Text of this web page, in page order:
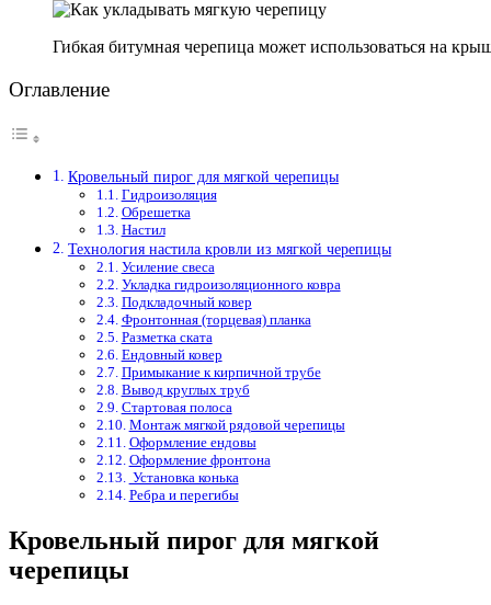
Гибкая битумная черепица может использоваться на
Оглавление
Кровельный пирог для мягкой черепицы
Гидроизоляция
Обрешетка
Настил
Технология настила кровли из мягкой черепицы
Усиление свеса
Укладка гидроизоляционного ковра
Подкладочный ковер
Фронтонная (торцевая) планка
Разметка ската
Ендовный ковер
Примыкание к кирпичной трубе
Вывод круглых труб
Стартовая полоса
Монтаж мягкой рядовой черепицы
Оформление ендовы
Оформление фронтона
Установка конька
Ребра и перегибы
Кровельный пирог для мягкой
черепицы